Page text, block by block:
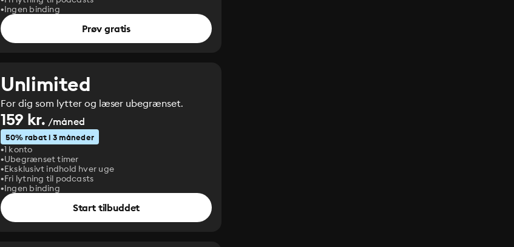
Ingen binding
Prøv gratis
Unlimited
For dig som lytter og læser ubegrænset.
159 kr. /måned
50% rabat i 3 måneder
1 konto
Ubegrænset timer
Eksklusivt indhold hver uge
Fri lytning til podcasts
Ingen binding
Start tilbuddet